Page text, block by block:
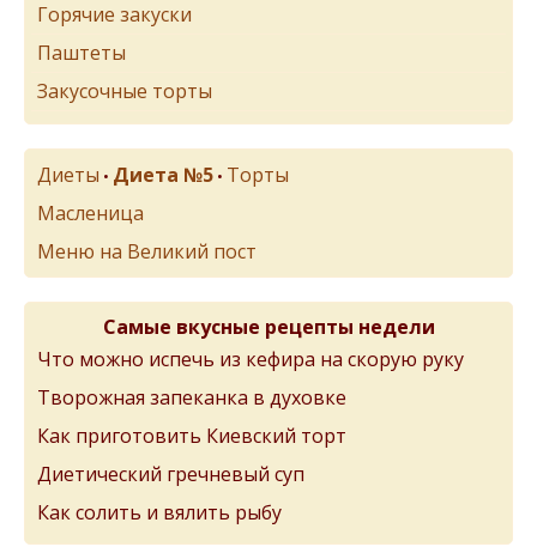
Горячие закуски
Паштеты
Закусочные торты
Диеты • Диета №5 • Торты
Масленица
Меню на Великий пост
Самые вкусные рецепты недели
Что можно испечь из кефира на скорую руку
Творожная запеканка в духовке
Как приготовить Киевский торт
Диетический гречневый суп
Как солить и вялить рыбу